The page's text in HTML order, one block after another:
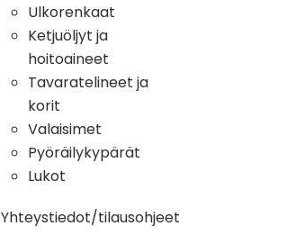
Ulkorenkaat
Ketjuöljyt ja
hoitoaineet
Tavaratelineet ja
korit
Valaisimet
Pyöräilykypärät
Lukot
Yhteystiedot/tilausohjeet